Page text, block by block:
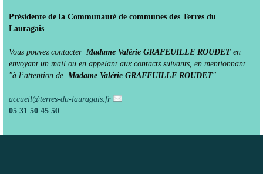
Présidente de la Communauté de communes des Terres du
Lauragais
Vous pouvez contacter Madame Valérie GRAFEUILLE ROUDET en
envoyant un mail ou en appelant aux contacts suivants, en mentionnant
"à l’attention de Madame Valérie GRAFEUILLE ROUDET".
accueil@terres-du-lauragais.fr
05 31 50 45 50